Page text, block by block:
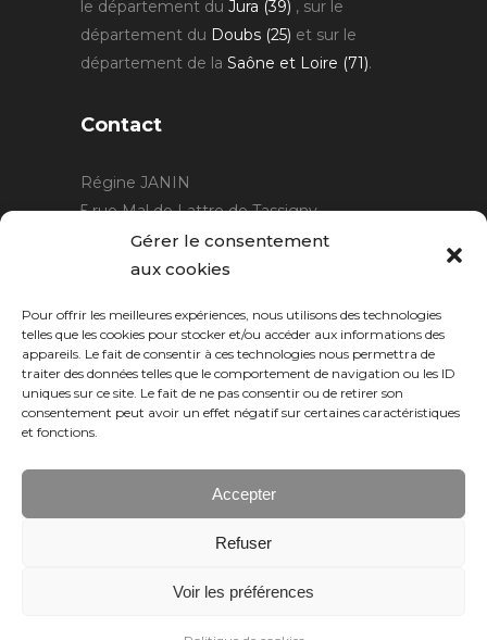
Gérer le consentement
aux cookies
Pour offrir les meilleures expériences, nous utilisons des technologies
telles que les cookies pour stocker et/ou accéder aux informations des
appareils. Le fait de consentir à ces technologies nous permettra de
traiter des données telles que le comportement de navigation ou les ID
uniques sur ce site. Le fait de ne pas consentir ou de retirer son
consentement peut avoir un effet négatif sur certaines caractéristiques
et fonctions.
Accepter
Refuser
Voir les préférences
le département du Jura (39) , sur le
département du Doubs (25) et sur le
département de la Saône et Loire (71).
Contact
Régine JANIN
5 rue Mal de Lattre de Tassigny
21220 Gevrey Chambertin
06 15 15 80 29
Horaires :sur rendez-vous.